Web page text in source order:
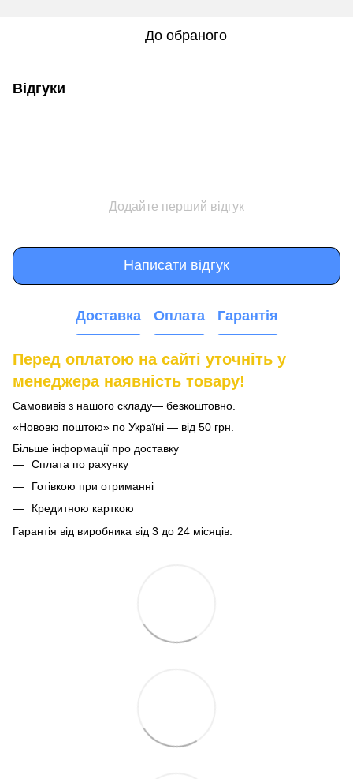
До обраного
Відгуки
Додайте перший відгук
Написати відгук
Доставка Оплата Гарантія
Перед оплатою на сайті уточніть у
менеджера наявність товару!
Самовивіз з нашого складу— безкоштовно.
«Нововю поштою» по Україні — від 50 грн.
Більше інформації про доставку
Сплата по рахунку
Готівкою при отриманні
Кредитною карткою
Гарантія від виробника від 3 до 24 місяців.